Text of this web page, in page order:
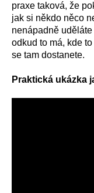
praxe taková, že
jak si někdo něco
nenápadně
odkud to má, kde
se tam dostanete.
Praktická ukázka